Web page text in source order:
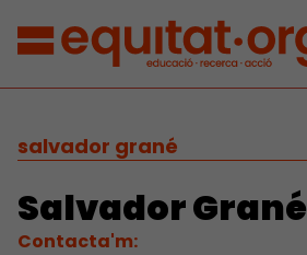
salvador grané
Salvador Grané
Contacta'm: